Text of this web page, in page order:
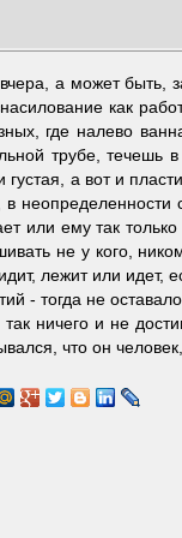
а может
как
где налево
трубе, течешь в
а вот и
неопределенности
или ему так
не у кого,
лежит или идет,
- тогда не
ничего и не
что он